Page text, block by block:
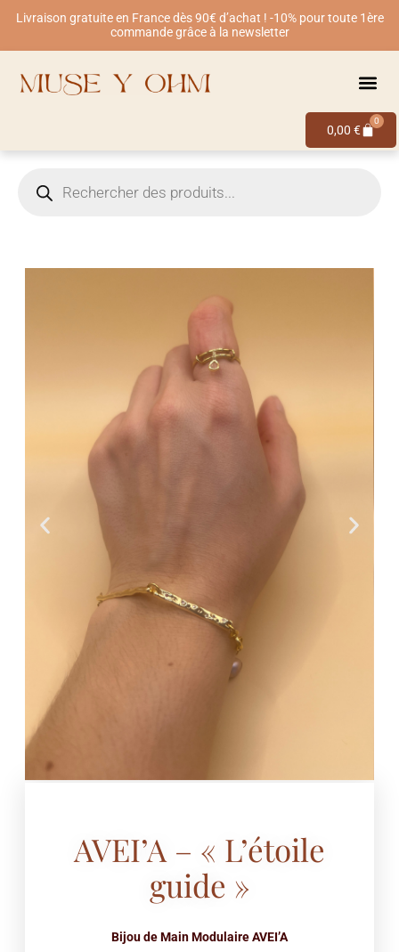
Livraison gratuite en France dès 90€ d’achat ! -10% pour toute 1ère
commande grâce à la newsletter
0,00 €
0
AVEI’A – « L’étoile
guide »
Bijou de Main Modulaire AVEI’A